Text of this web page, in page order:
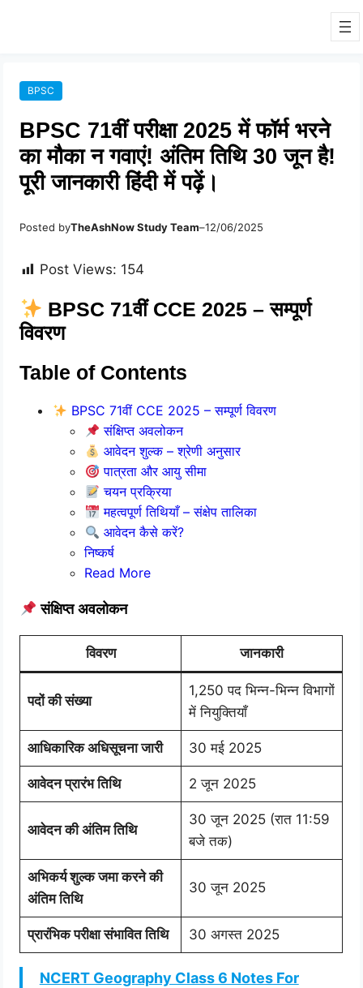
BPSC
BPSC 71वीं परीक्षा 2025 में फॉर्म भरने
का मौका न गवाएं! अंतिम तिथि 30 जून है!
पूरी जानकारी हिंदी में पढ़ें।
Posted byTheAshNow Study Team–12/06/2025
Post Views: 154
BPSC 71वीं CCE 2025 – सम्पूर्ण
विवरण
Table of Contents
BPSC 71वीं CCE 2025 – सम्पूर्ण विवरण
संक्षिप्त अवलोकन
आवेदन शुल्क – श्रेणी अनुसार
पात्रता और आयु सीमा
चयन प्रक्रिया
महत्वपूर्ण तिथियाँ – संक्षेप तालिका
आवेदन कैसे करें?
निष्कर्ष
Read More
संक्षिप्त अवलोकन
विवरण जानकारी
पदों की संख्या
1,250 पद भिन्न-भिन्न विभागों
में नियुक्तियाँ
आधिकारिक अधिसूचना जारी 30 मई 2025
आवेदन प्रारंभ तिथि 2 जून 2025
आवेदन की अंतिम तिथि
30 जून 2025 (रात 11:59
बजे तक)
अभिकर्य शुल्क जमा करने की
अंतिम तिथि
30 जून 2025
प्रारंभिक परीक्षा संभावित तिथि 30 अगस्त 2025
NCERT Geography Class 6 Notes For